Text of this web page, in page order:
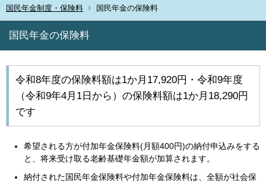
国民年金制度・保険料
国民年金の保険料
国民年金の保険料
令和8年度の保険料額は1か月17,920円・令和9年度
（令和9年4月1日から）の保険料額は1か月18,290円
です
希望される方が付加年金保険料(月額400円)の納付申込みをする
と、将来受け取る老齢基礎年金額が加算されます。
納付された国民年金保険料や付加年金保険料は、全額が社会保